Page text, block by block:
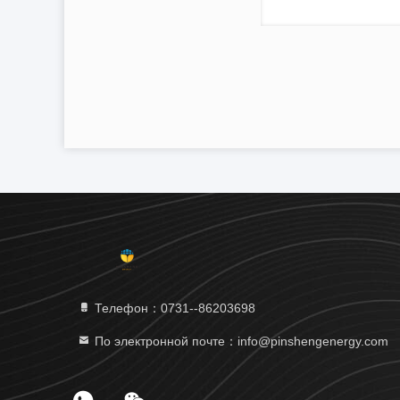
Телефон：0731--86203698
По электронной почте：info@pinshengenergy.com